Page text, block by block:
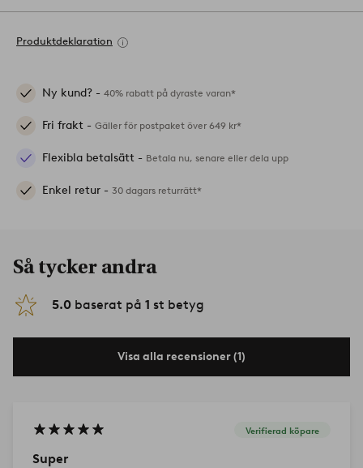
Produktdeklaration
Ny kund? - 40% rabatt på dyraste varan*
Fri frakt - Gäller för postpaket över 649 kr*
Flexibla betalsätt - Betala nu, senare eller dela upp
Enkel retur - 30 dagars returrätt*
Så tycker andra
5.0 baserat på 1 st betyg
Visa alla recensioner (1)
Verifierad köpare
Super